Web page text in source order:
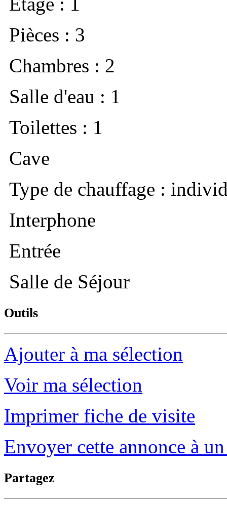
Pièces : 3
Chambres : 2
Salle d'eau : 1
Toilettes : 1
Cave
Type de chauffage :
Interphone
Entrée
Salle de Séjour
Outils
Ajouter à ma sélection
Voir ma sélection
Imprimer fiche de visite
Envoyer cette annonce à
Partagez